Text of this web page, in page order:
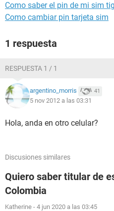
Como saber el pin de mi sim
Como cambiar pin tarjeta sim
1 respuesta
RESPUESTA 1 / 1
argentino_morris 41
5 nov 2012 a las 03:31
Hola, anda en otro celular?
Discusiones similares
Quiero saber titular de
Colombia
Katherine - 4 jun 2020 a las 03:45